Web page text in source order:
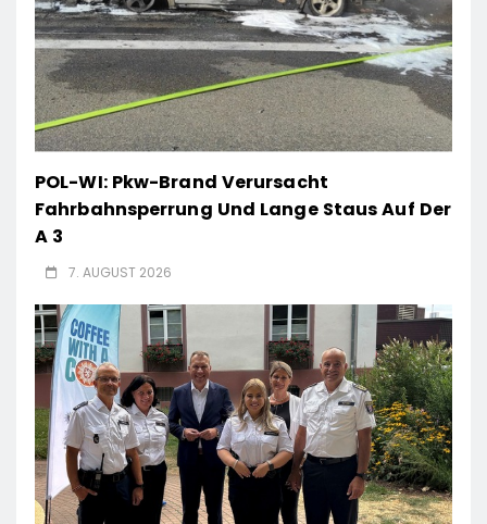
POL-WI: Pkw-Brand Verursacht
Fahrbahnsperrung Und Lange Staus Auf Der
A 3
7. AUGUST 2026